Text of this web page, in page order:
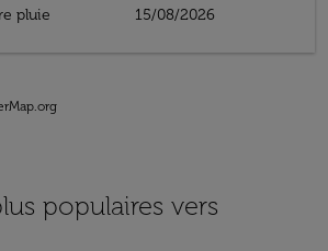
pluie
15/08/2026
populaires vers